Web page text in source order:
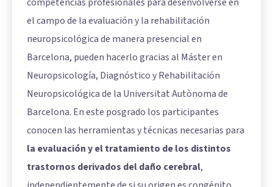
competencias profesionales para desenvolverse en
el campo de la evaluación y la rehabilitación
neuropsicológica de manera presencial en
Barcelona, pueden hacerlo gracias al Máster en
Neuropsicología, Diagnóstico y Rehabilitación
Neuropsicológica de la Universitat Autònoma de
Barcelona. En este posgrado los participantes
conocen las herramientas y técnicas necesarias para
la evaluación y el tratamiento de los distintos
trastornos derivados del daño cerebral,